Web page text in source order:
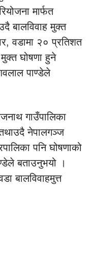
मार्फत
बालविवाह मुक्त
वडामा २० प्रतिशत
मुक्त घोषणा हुने
पाण्डेले
गाउँपालिका
नेपालगञ्ज
पनि घोषणाको
बताउनुभयो ।
बालविवाहमुत्त